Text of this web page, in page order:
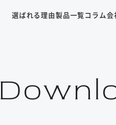
選ばれる理由製品一覧 コラム会